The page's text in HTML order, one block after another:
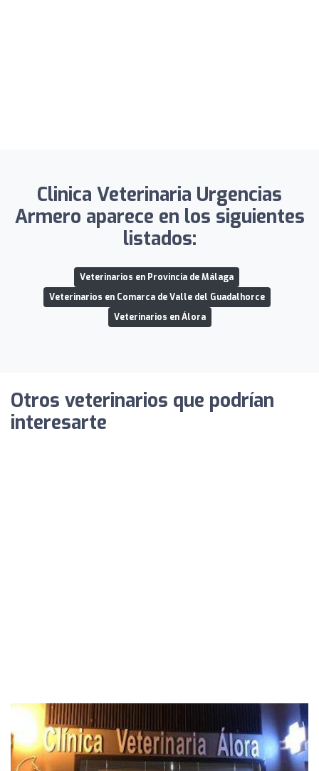
Clinica Veterinaria Urgencias
Armero aparece en los siguientes
listados:
Veterinarios en Provincia de Málaga
Veterinarios en Comarca de Valle del Guadalhorce
Veterinarios en Álora
Otros veterinarios que podrían
interesarte